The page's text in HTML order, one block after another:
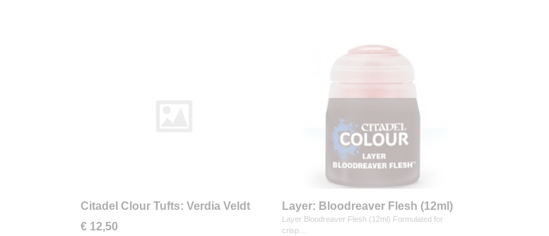
Citadel Clour Tufts: Verdia Veldt
€ 12,50
Layer: Bloodreaver Flesh (12ml)
Layer Bloodreaver Flesh (12ml) Formulated for
crisp…